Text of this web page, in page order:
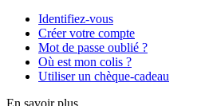
Identifiez-vous
Créer votre compte
Mot de passe oublié ?
Où est mon colis ?
Utiliser un chèque-cadeau